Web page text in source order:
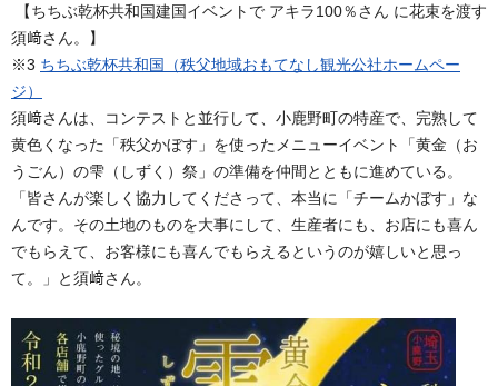
【ちちぶ乾杯共和国建国イベントで アキラ100％さん に花束を渡す
須﨑さん。】
※3 ちちぶ乾杯共和国 （秩父地域おもてな し観光公社ホームペー
ジ）
須﨑さんは、コンテストと並行して、小鹿野町の特産で、完熟して
黄色くなった「秩父かぼす」を使ったメニューイベント「黄金（お
うごん）の雫（しずく）祭」の準備を仲間とともに進めている。
「皆さんが楽しく協力してくださって、本当に「チームかぼす」な
んです。その土地のものを大事にして、生産者にも、お店にも喜ん
でもらえて、お客様にも喜んでもらえるというのが嬉しいと思っ
て。」と須﨑さん。